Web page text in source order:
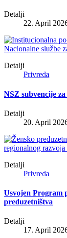
Detalji
22. April
Detalji
Privreda
NSZ subvencije
Detalji
20. April
Detalji
Privreda
Usvojen Program
preduzetništva
Detalji
17. April